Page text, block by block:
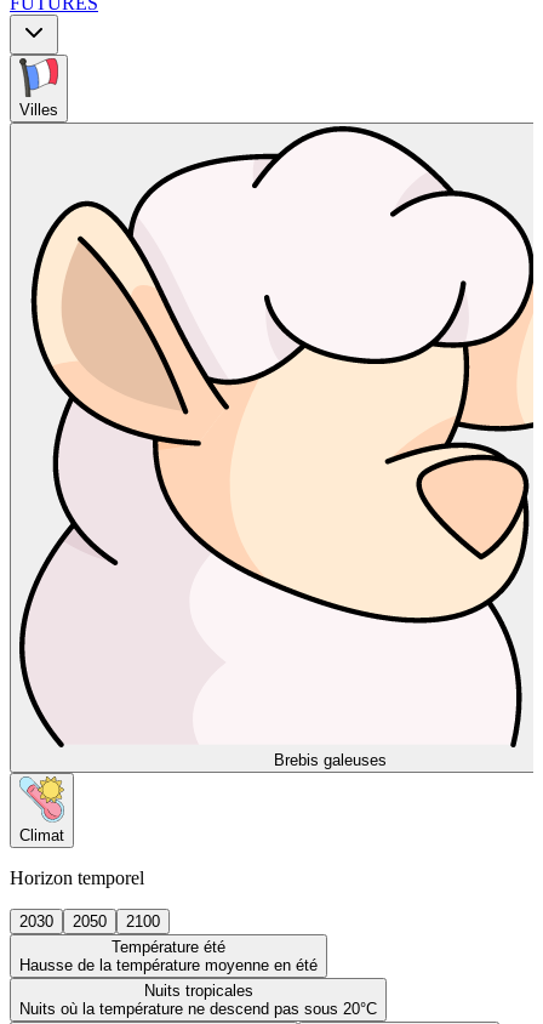
Villes
Brebis galeuses
Climat
Horizon temporel
2030 2050
2100
Température été
Hausse de la température moyenne en été
Nuits tropicales
Nuits où la température ne descend pas sous 20°C